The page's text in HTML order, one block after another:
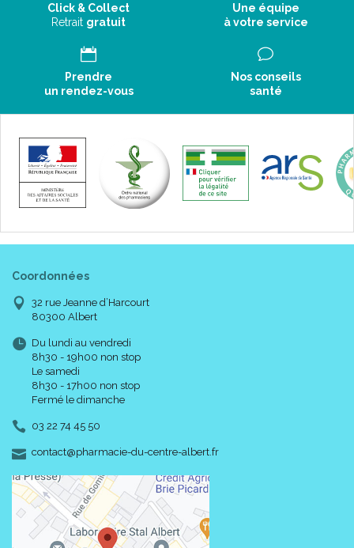
Click & Collect
Retrait gratuit
Une équipe
à votre service
Prendre
un rendez-vous
Nos conseils
santé
Coordonnées
32 rue Jeanne d’Harcourt
80300 Albert
Du lundi au vendredi
8h30 - 19h00 non stop
Le samedi
8h30 - 17h00 non stop
Fermé le dimanche
03 22 74 45 50
contact-
@-
pharmacie-du-centre-albert.fr